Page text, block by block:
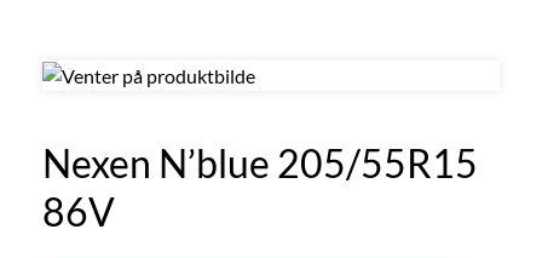
Nexen N’blue 205/55R15
86V